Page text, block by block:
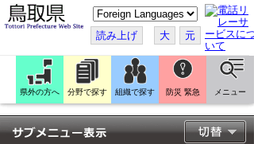
こ
の
ペ
ー
ジ
翻
訳
す
る
読み上げ 大 元
県外の方へ 分野で探す 組織で探す 防災 緊急 メニュー